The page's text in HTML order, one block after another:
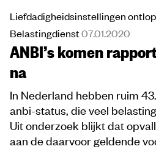
Liefdadigheidsinstellingen
Belastingdienst07.01.2020
ANBI’s komen
na
In Nederland hebben ruim
anbi-status, die veel
Uit onderzoek blijkt dat
aan de daarvoor geldende